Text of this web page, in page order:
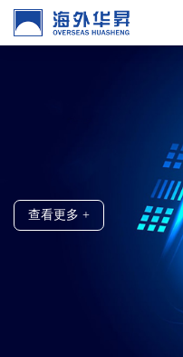
查看更多 +
创新科技 / 精准制造